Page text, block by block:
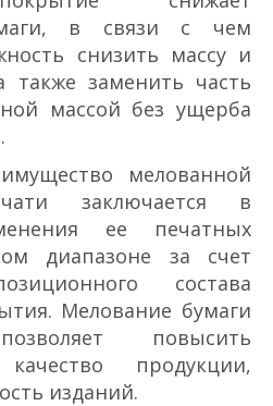
в связи с чем
снизить массу и
также заменить часть
массой без ущерба
мелованной
заключается в
ее печатных
диапазоне за счет
состава
Мелование бумаги
повысить
качество продукции,
изданий.